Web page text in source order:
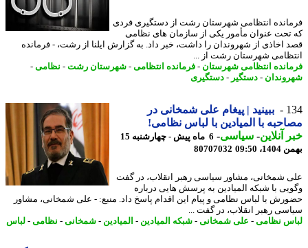
انتظامی شهرستان رشت از دستگیری فردی
عنوان مأمور یکی از سازمان های نظامی
اخاذی از شهروندان را داشت، خبر داد. به گزارش ایلنا از رشت، - فرمانده
شهرستان رشت از ...
انتظامی شهرستان-فرمانده انتظامی-شهرستان رشت -نظامی-
- دستگیر-دستگیری
ببینید | پیغام علی شمخانی در
با المیادین با لباس نظامی!
آنلاین-سیاسی-
6 ماه پیش - چهارشنبه 15
09:50
80707032
شمخانی، مشاور سیاسی رهبر انقلاب، در گفت
با شبکه المیادین به پرسش هایی درباره
با لباس نظامی و پیام این اقدام پاسخ داد. منبع: - علی شمخانی، مشاور
رهبر انقلاب، در گفت ...
نظامی-علی شمخانی-شبکه المیادین-المیادین-شمخانی-نظامی-لباس